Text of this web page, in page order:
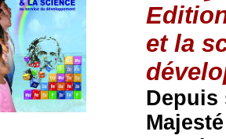
et la
Depuis